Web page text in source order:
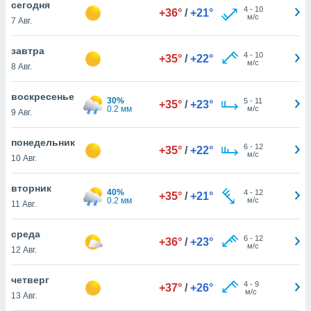
действия
рекламу
основе.
в нашей
cookie
в
нашего
ВЫ
cегодня
7 Авг.
+36° / +21° 4- 10
м/с
завтра
8 Авг.
+35° / +22° 4- 10
м/с
воскресенье
9 Авг.
30%
0.2 мм
+35° / +23° 5- 11
м/с
понедельник
10 Авг.
+35° / +22° 6- 12
м/с
вторник
11 Авг.
40%
0.2 мм
+35° / +21° 4- 12
м/с
среда
12 Авг.
+36° / +23° 6- 12
м/с
четверг
13 Авг.
+37° / +26° 4- 9
м/с